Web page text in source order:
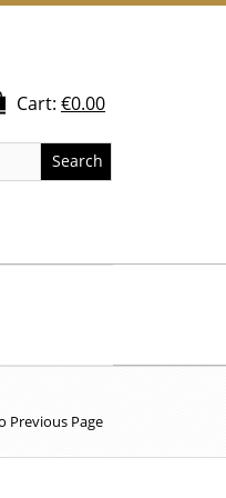
Cart: €0.00
Search
Previous Page